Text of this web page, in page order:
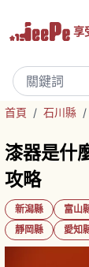
享
首頁 / 石川縣 /
漆器是什
攻略
新潟縣 富山
靜岡縣
愛知